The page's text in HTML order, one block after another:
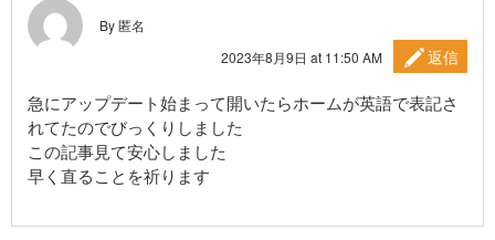
By 匿名
2023年8月9日 at 11:50 AM
返信
急にアップデート始まって開いたらホームが英語で表記さ
れてたのでびっくりしました
この記事見て安心しました
早く直ることを祈ります